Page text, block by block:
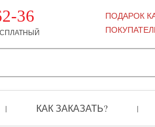
36
ПОДАРОК
| КАК ЗАКАЗАТЬ? |